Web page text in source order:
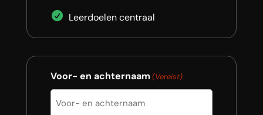
Leerdoelen centraal
Voor- en achternaam (Vereist)